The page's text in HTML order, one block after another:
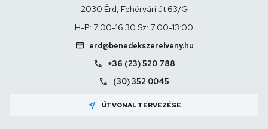
2030 Érd, Fehérvári út 63/G
H-P: 7:00-16:30 Sz: 7:00-13:00
mail erd@benedekszerelveny.hu
call +36 (23) 520 788
call (30) 352 0045
near_me ÚTVONAL TERVEZÉSE